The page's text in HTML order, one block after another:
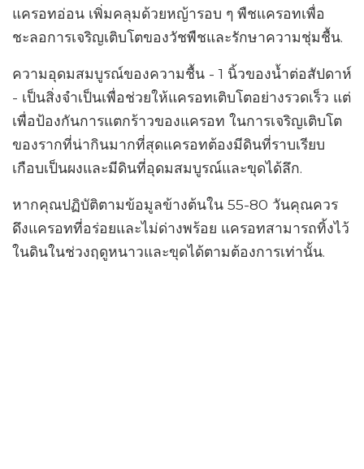
แครอทอ่อน เพิ่มคลุมด้วยหญ้ารอบ ๆ พืชแครอทเพื่อ
ชะลอการเจริญเติบโตของวัชพืชและรักษาความชุ่มชื้น.
ความอุดมสมบูรณ์ของความชื้น - 1 นิ้วของน้ำต่อสัปดาห์
- เป็นสิ่งจำเป็นเพื่อช่วยให้แครอทเติบโตอย่างรวดเร็ว แต่
เพื่อป้องกันการแตกร้าวของแครอท ในการเจริญเติบโต
ของรากที่น่ากินมากที่สุดแครอทต้องมีดินที่ราบเรียบ
เกือบเป็นผงและมีดินที่อุดมสมบูรณ์และขุดได้ลึก.
หากคุณปฏิบัติตามข้อมูลข้างต้นใน 55-80 วันคุณควร
ดึงแครอทที่อร่อยและไม่ด่างพร้อย แครอทสามารถทิ้งไว้
ในดินในช่วงฤดูหนาวและขุดได้ตามต้องการเท่านั้น.